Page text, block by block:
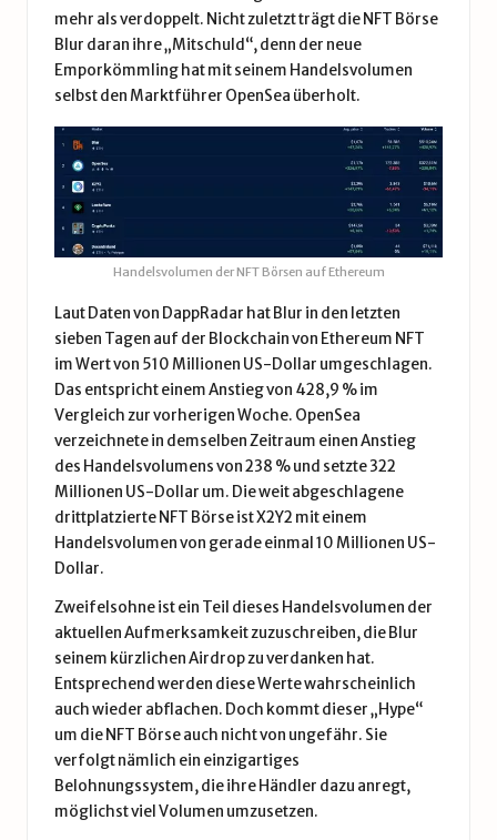
mehr als verdoppelt. Nicht zuletzt trägt die NFT Börse
Blur daran ihre „Mitschuld“, denn der neue
Emporkömmling hat mit seinem Handelsvolumen
selbst den Marktführer OpenSea überholt.
Handelsvolumen der NFT Börsen auf Ethereum
Laut Daten von DappRadar hat Blur in den letzten
sieben Tagen auf der Blockchainvon Ethereum NFT
im Wert von 510 Millionen US-Dollar umgeschlagen.
Das entspricht einem Anstieg von 428,9 % im
Vergleich zur vorherigen Woche. OpenSea
verzeichnete in demselben Zeitraum einen Anstieg
des Handelsvolumens von 238 % und setzte 322
Millionen US-Dollar um. Die weit abgeschlagene
drittplatzierte NFT Börse ist X2Y2 mit einem
Handelsvolumen von gerade einmal 10 Millionen US-
Dollar.
Zweifelsohne ist ein Teil dieses Handelsvolumen der
aktuellen Aufmerksamkeit zuzuschreiben, die Blur
seinem kürzlichen Airdrop zu verdanken hat.
Entsprechend werden diese Werte wahrscheinlich
auch wieder abflachen. Doch kommt dieser „Hype“
um die NFT Börse auch nicht von ungefähr. Sie
verfolgt nämlich ein einzigartiges
Belohnungssystem, die ihre Händler dazu anregt,
möglichst viel Volumen umzusetzen.